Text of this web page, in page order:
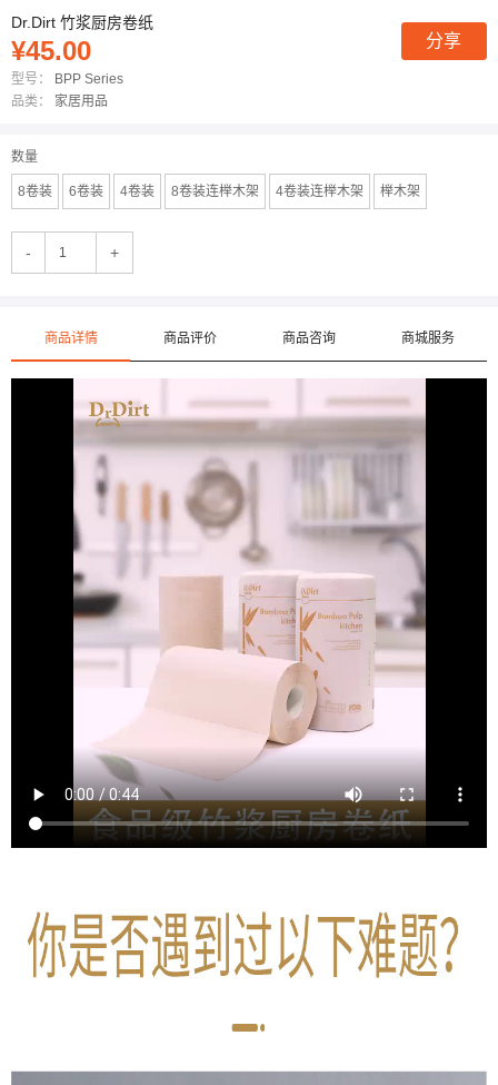
Dr.Dirt 竹浆厨房卷纸
分享
¥45.00
型号：
BPP Series
品类：
家居用品
数量
8卷装 6卷装 4卷装 8卷装连榉木架 4卷装连榉木架 榉木架
- +
商品详情 商品评价 商品咨询 商城服务